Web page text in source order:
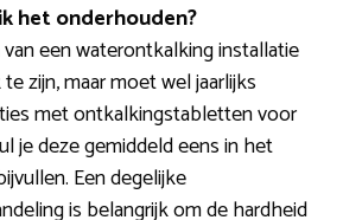
het onderhouden?
een waterontkalking installatie
zijn, maar moet wel jaarlijks
met ontkalkingstabletten voor
je deze gemiddeld eens in het
Een degelijke
is belangrijk om de hardheid